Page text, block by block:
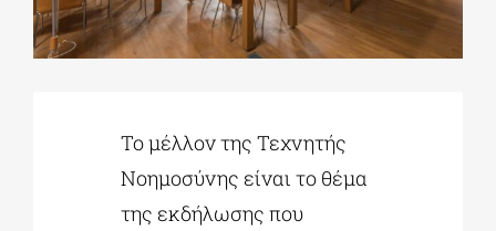
ΕΚΠΑΙΔΕΥΤΙΚΑ ΙΔΡΥΜΑΤΑ
ΠΟΛΙΤΙΣΤΙΚΟΙ ΦΟΡΕΙΣ
Το μέλλον της Τεχνητής
Νοημοσύνης είναι το θέμα
της εκδήλωσης που